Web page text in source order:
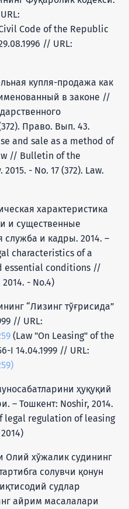
Code of the Republic
// URL:
купля-продажа как
в законе //
Право. Вып. 43.
and sale as a method of
// Bulletin of the
- No. 17 (372). Law.
характеристика
и существенные
служба и кадры. 2014. –
characteristics of a
essential conditions //
- No.4)
“Лизинг тўғрисида”
// URL:
(Law "On Leasing" of the
I 14.04.1999 // URL:
ҳуқуқий
– Тошкент: Noshir, 2014.
legal regulation of leasing
Олий хўжалик судининг
солувчи қонун
судлар
айрим масалалари